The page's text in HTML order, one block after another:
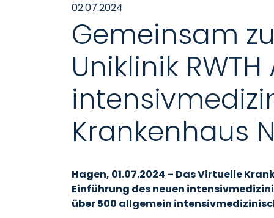
02.07.2024
Gemeinsam
Uniklinik
Krankenhaus
Hagen, 01.07.2024 – Das Virtuelle
Einführung des neuen
über 500 allgemein